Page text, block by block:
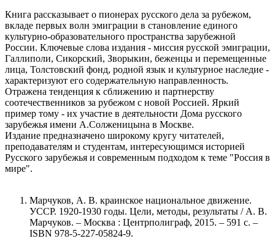
Книга рассказывает о пионерах русского дела за рубежом,
вкладе первых волн эмиграции в становление единого
культурно-образовательного пространства зарубежной
России. Ключевые слова издания - миссия русской эмиграции,
Галлиполи, Сикорский, Зворыкин, беженцы и перемещенные
лица, Толстовский фонд, родной язык и культурное наследие -
характеризуют его содержательную направленность.
Отражена тенденция к сближению и партнерству
соотечественников за рубежом с новой Россией. Яркий
пример тому - их участие в деятельности Дома русского
зарубежья имени А.Солженицына в Москве.
Издание предназначено широкому кругу читателей,
преподавателям и студентам, интересующимся историей
Русского зарубежья и современным подходом к теме "Россия в
мире".
Марчуков, А. В. краинское национальное движение.
УССР. 1920-1930 годы. Цели, методы, результаты / А. В.
Марчуков. – Москва : Центрполиграф, 2015. – 591 с. –
ISBN 978-5-227-05824-9.